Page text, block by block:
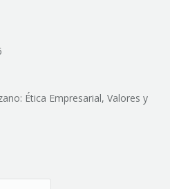
Ética Empresarial, Valores y